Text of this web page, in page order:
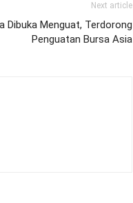
Next article
Dibuka Menguat, Terdorong
Penguatan Bursa Asia